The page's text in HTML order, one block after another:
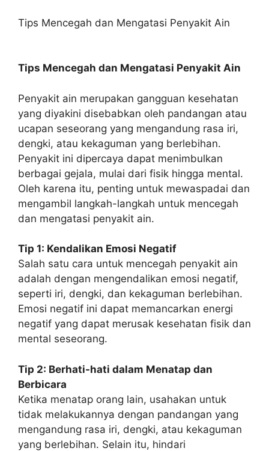
Tips Mencegah dan Mengatasi Penyakit Ain
Tips Mencegah dan Mengatasi Penyakit Ain
Penyakit ain merupakan gangguan kesehatan
yang diyakini disebabkan oleh pandangan atau
ucapan seseorang yang mengandung rasa iri,
dengki, atau kekaguman yang berlebihan.
Penyakit ini dipercaya dapat menimbulkan
berbagai gejala, mulai dari fisik hingga mental.
Oleh karena itu, penting untuk mewaspadai dan
mengambil langkah-langkah untuk mencegah
dan mengatasi penyakit ain.
Tip 1: Kendalikan Emosi Negatif
Salah satu cara untuk mencegah penyakit ain
adalah dengan mengendalikan emosi negatif,
seperti iri, dengki, dan kekaguman berlebihan.
Emosi negatif ini dapat memancarkan energi
negatif yang dapat merusak kesehatan fisik dan
mental seseorang.
Tip 2: Berhati-hati dalam Menatap dan
Berbicara
Ketika menatap orang lain, usahakan untuk
tidak melakukannya dengan pandangan yang
mengandung rasa iri, dengki, atau kekaguman
yang berlebihan. Selain itu, hindari